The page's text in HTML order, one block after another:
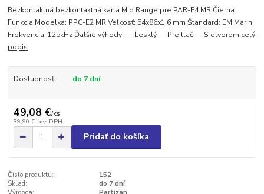
Bezkontaktná bezkontaktná karta Mid Range pre PAR-E4 MR Čierna
Funkcia Modelka: PPC-E2 MR Veľkosť: 54x86x1.6 mm Štandard: EM Marin
Frekvencia: 125kHz Ďalšie výhody: — Lesklý — Pre tlač — S otvorom celý
popis
Dostupnosť do 7 dní
49,08 €/ks
39,90 € bez DPH
Pridať do košíka
Číslo produktu:
152
Sklad:
do 7 dní